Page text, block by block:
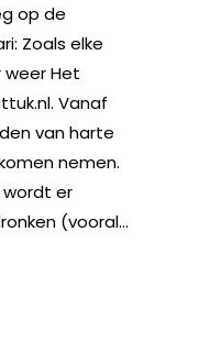
op de
Zoals elke
weer Het
Vanaf
van harte
nemen.
er
(vooral...